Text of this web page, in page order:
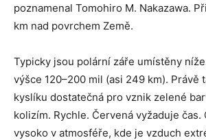
poznamenal Tomohiro M. Nakazawa.
km nad povrchem Země.
Typicky jsou polární záře umístěny
výšce 120–200 mil (asi 249 km). Právě
kyslíku dostatečná pro vznik zelené
kolizím. Rychle. Červená vyžaduje čas.
vysoko v atmosféře, kde je vzduch